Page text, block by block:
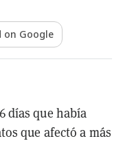
on Google
días que había
que afectó a más